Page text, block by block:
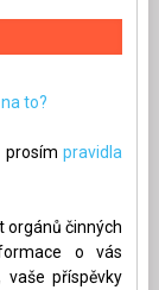
to?
prosímpravidla
orgánů činných
o vás
příspěvky